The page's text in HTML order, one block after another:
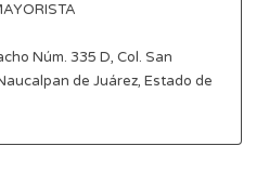
Núm. 335 D, Col. San
de Juárez, Estado de